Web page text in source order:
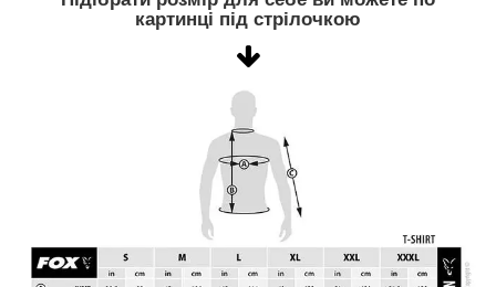
картинці під стрілочкою